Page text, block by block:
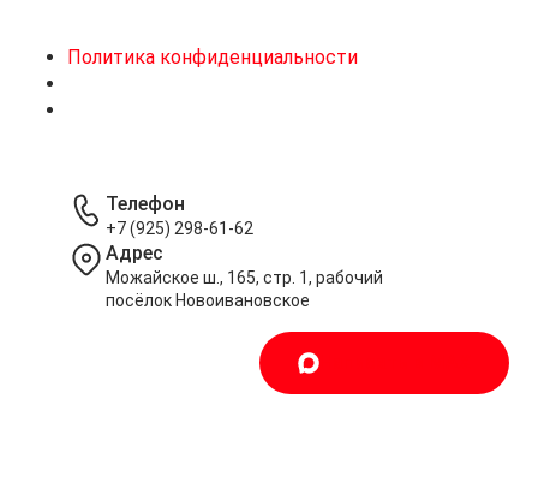
Политика конфиденциальности
Телефон
+7 (925) 298-61-62
Адрес
Можайское ш., 165, стр. 1, рабочий
посёлок Новоивановское